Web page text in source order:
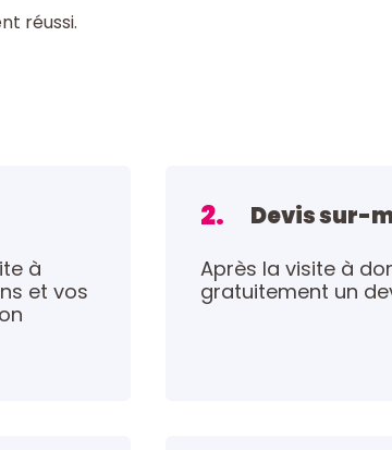
réussi.
à
et vos
2. Devis sur-
Après la visite à
gratuitement un